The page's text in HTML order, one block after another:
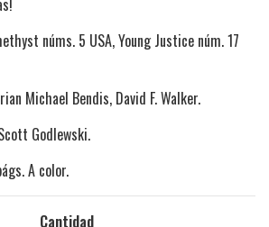
núms. 5 USA, Young Justice núm. 17
Michael Bendis, David F. Walker.
Godlewski.
A color.
Cantidad